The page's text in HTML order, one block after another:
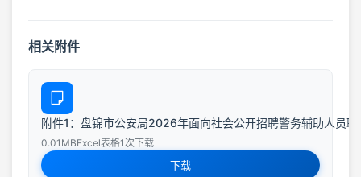
相关附件
附件1：盘锦市公安局2026年面向社会公开招聘警务辅助人员
0.01MBExcel表格1次下载
下载